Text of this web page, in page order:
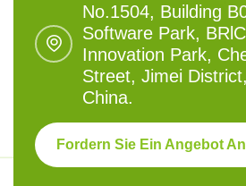
No.1504, Building
Software Park,
Innovation Park,
Street, Jimei
China.
Fordern Sie Ein Angebot An